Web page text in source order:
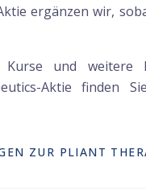
ergänzen wir,
Kurse und weitere
-Aktie finden
ZUR PLIANT